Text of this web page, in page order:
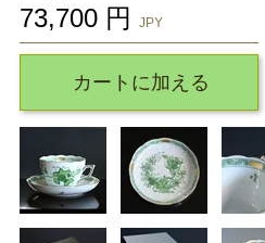
73,700円 JPY
カートに加える